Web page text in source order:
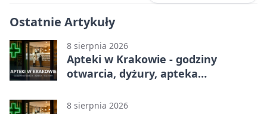
Ostatnie Artykuły
8 sierpnia 2026
Apteki w Krakowie - godziny
otwarcia, dyżury, apteka
8 sierpnia 2026